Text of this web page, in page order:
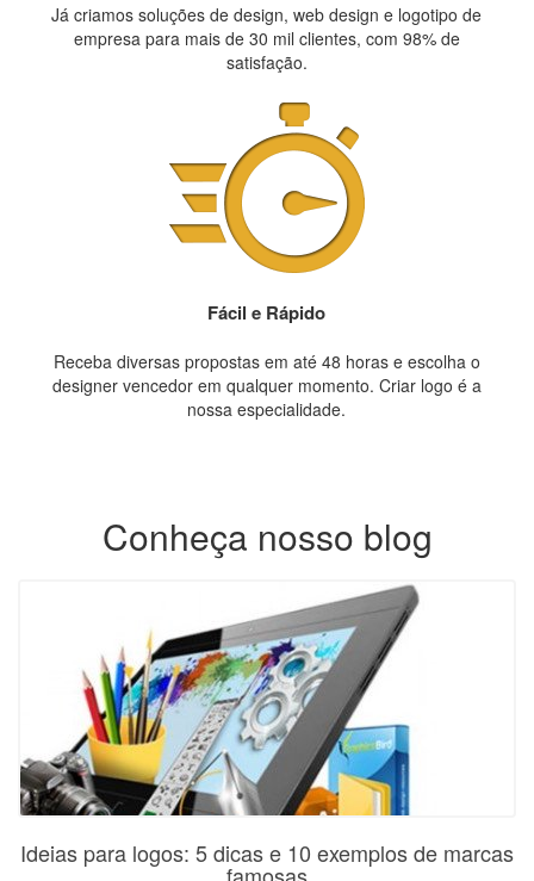
Já criamos soluções de design, web design e logotipo de
empresa para mais de 30 mil clientes, com 98% de
satisfação.
Fácil e Rápido
Receba diversas propostas em até 48 horas e escolha o
designer vencedor em qualquer momento. Criar logo é a
nossa especialidade.
Conheça nosso blog
Ideias para logos: 5 dicas e 10 exemplos de marcas